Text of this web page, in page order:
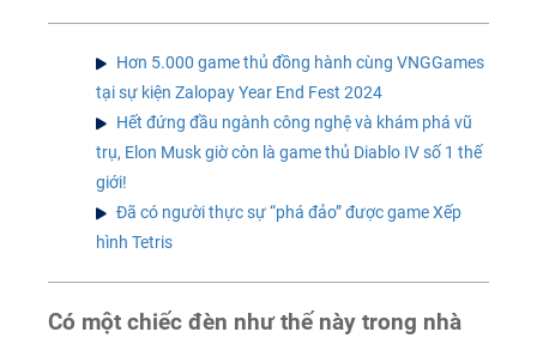
Hơn 5.000 game thủ đồng hành cùng VNGGames
tại sự kiện Zalopay Year End Fest 2024
Hết đứng đầu ngành công nghệ và khám phá vũ
trụ, Elon Musk giờ còn là game thủ Diablo IV số 1 thế
giới!
Đã có người thực sự “phá đảo” được game Xếp
hình Tetris
Có một chiếc đèn như thế này trong nhà